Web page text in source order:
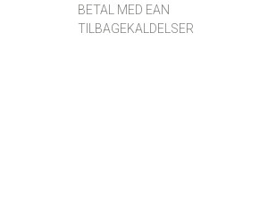
BETAL MED EAN
TILBAGEKALDELSER